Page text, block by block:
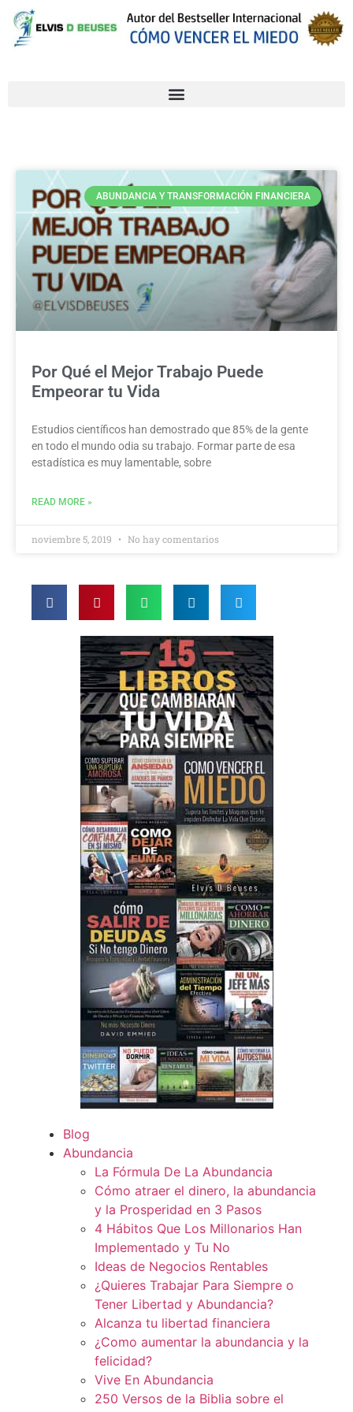
ABUNDANCIA Y TRANSFORMACIÓN FINANCIERA
Por Qué el Mejor Trabajo Puede
Empeorar tu Vida
Estudios científicos han demostrado que 85% de la gente
en todo el mundo odia su trabajo. Formar parte de esa
estadística es muy lamentable, sobre
READ MORE »
noviembre 5, 2019 No hay comentarios
Blog
Abundancia
La Fórmula De La Abundancia
Cómo atraer el dinero, la abundancia
y la Prosperidad en 3 Pasos
4 Hábitos Que Los Millonarios Han
Implementado y Tu No
Ideas de Negocios Rentables
¿Quieres Trabajar Para Siempre o
Tener Libertad y Abundancia?
Alcanza tu libertad financiera
¿Como aumentar la abundancia y la
felicidad?
Vive En Abundancia
250 Versos de la Biblia sobre el